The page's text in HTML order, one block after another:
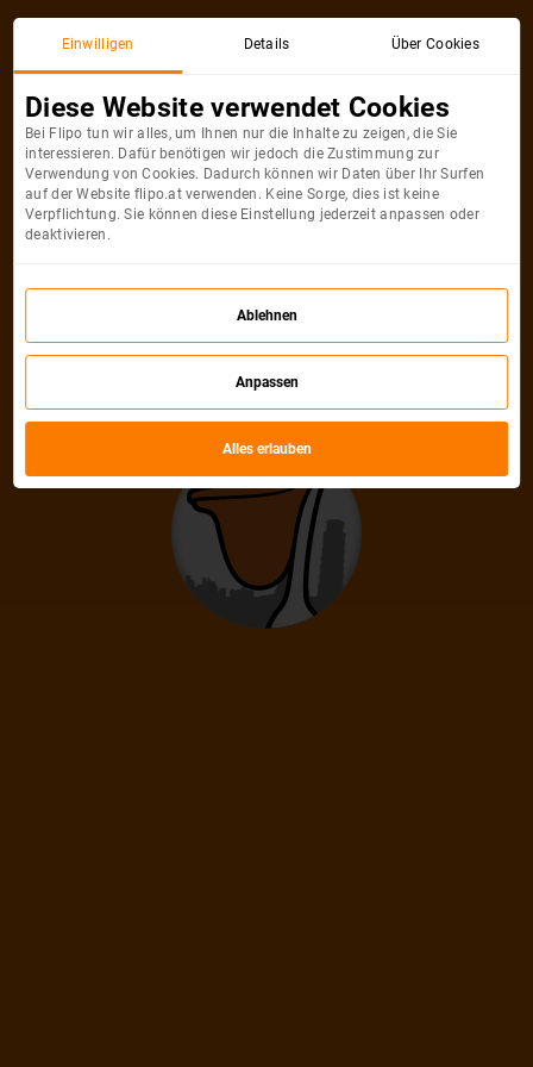
Aktionsticket
Entschuldigung, diese Ticket für die
Stadt ist nicht mehr verfügbar
Einwilligen Details Über Cookies
Diese Website verwendet Cookies
Bei Flipo tun wir alles, um Ihnen nur die Inhalte zu zeigen, die Sie
interessieren. Dafür benötigen wir jedoch die Zustimmung zur
Verwendung von Cookies. Dadurch können wir Daten über Ihr Surfen
auf der Website flipo.at verwenden. Keine Sorge, dies ist keine
Verpflichtung. Sie können diese Einstellung jederzeit anpassen oder
deaktivieren.
Ablehnen
Anpassen
Alles erlauben